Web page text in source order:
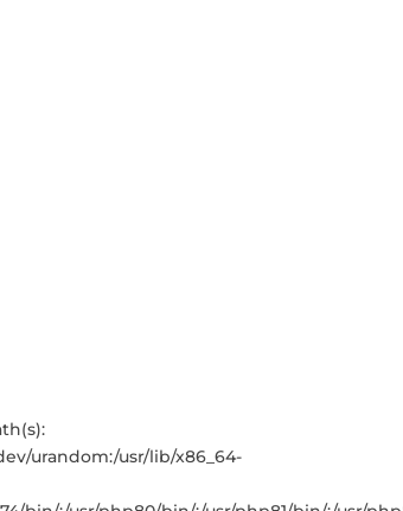
urandom:/usr/lib/x86_64-